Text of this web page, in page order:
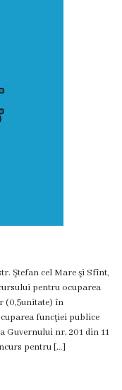
Ştefan cel Mare şi Sfînt,
pentru ocuparea
(0,5unitate) în
funcţiei publice
nr. 201 din 11
pentru […]